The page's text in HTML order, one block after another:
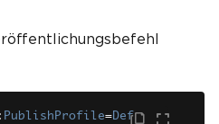
: PublishProfile=Def